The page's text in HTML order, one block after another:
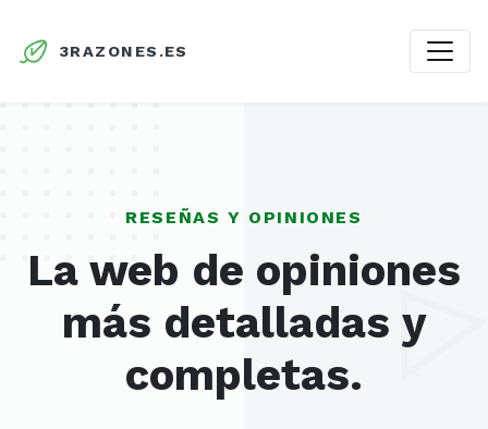
3RAZONES.ES
RESEÑAS Y OPINIONES
La web de opiniones
más detalladas y
completas.